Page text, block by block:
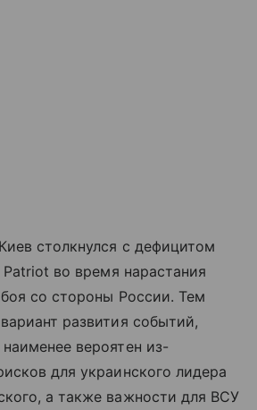
столкнулся с дефицитом
во время нарастания
со стороны России. Тем
развития событий,
вероятен из-
для украинского лидера
а также важности для ВСУ